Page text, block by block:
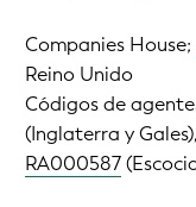
Companies House;
Reino Unido
Códigos de
(Inglaterra y Gales),
RA000587